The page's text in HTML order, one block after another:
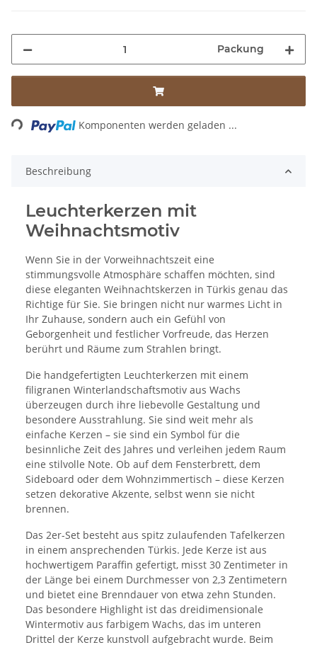
Packung
Loading... Komponenten werden geladen ...
Beschreibung
Leuchterkerzen mit
Weihnachtsmotiv
Wenn Sie in der Vorweihnachtszeit eine
stimmungsvolle Atmosphäre schaffen möchten, sind
diese eleganten Weihnachtskerzen in Türkis genau das
Richtige für Sie. Sie bringen nicht nur warmes Licht in
Ihr Zuhause, sondern auch ein Gefühl von
Geborgenheit und festlicher Vorfreude, das Herzen
berührt und Räume zum Strahlen bringt.
Die handgefertigten Leuchterkerzen mit einem
filigranen Winterlandschaftsmotiv aus Wachs
überzeugen durch ihre liebevolle Gestaltung und
besondere Ausstrahlung. Sie sind weit mehr als
einfache Kerzen – sie sind ein Symbol für die
besinnliche Zeit des Jahres und verleihen jedem Raum
eine stilvolle Note. Ob auf dem Fensterbrett, dem
Sideboard oder dem Wohnzimmertisch – diese Kerzen
setzen dekorative Akzente, selbst wenn sie nicht
brennen.
Das 2er-Set besteht aus spitz zulaufenden Tafelkerzen
in einem ansprechenden Türkis. Jede Kerze ist aus
hochwertigem Paraffin gefertigt, misst 30 Zentimeter in
der Länge bei einem Durchmesser von 2,3 Zentimetern
und bietet eine Brenndauer von etwa zehn Stunden.
Das besondere Highlight ist das dreidimensionale
Wintermotiv aus farbigem Wachs, das im unteren
Drittel der Kerze kunstvoll aufgebracht wurde. Beim